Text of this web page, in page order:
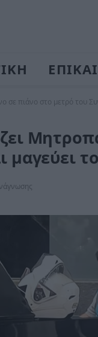
σε πιάνο στο μετρό του
μαγεύει